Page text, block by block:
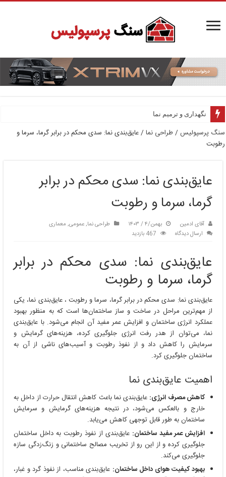
نگهداری و ترمیم نما
سنگ پرسپولیس/طراحی نما/عایق‌بندی نما: سدی محکم در برابر گرما، سرما و
رطوبت
عایق‌بندی نما: سدی محکم در برابر
گرما، سرما و رطوبت
آقای ادمین بهمن/۴ / ۱۴۰۳ طراحی نما,عمومی, معماری
ارسال دیدگاه
467 بازدید
عایق‌بندی نما: سدی محکم در برابر
گرما، سرما و رطوبت
عایق‌بندی نما: سدی محکم در برابر گرما، سرما و رطوبت ، عایق‌بندی نما، یکی
از مهم‌ترین مراحل در ساخت و ساز ساختمان‌ها است که به منظور بهبود
عملکرد انرژی ساختمان و افزایش عمر مفید آن انجام می‌شود. با عایق‌بندی
نما، می‌توان از هدر رفت انرژی جلوگیری کرده، هزینه‌های گرمایش و
سرمایش را کاهش داد و از نفوذ رطوبت و آسیب‌های ناشی از آن به
ساختمان جلوگیری کرد.
اهمیت عایق‌بندی نما
کاهش مصرف انرژی: عایق‌بندی نما باعث کاهش انتقال حرارت از داخل به
خارج و بالعکس می‌شود، در نتیجه هزینه‌های گرمایش و سرمایش
ساختمان به طور قابل توجهی کاهش می‌یابد.
افزایش عمر مفید ساختمان: عایق‌بندی از نفوذ رطوبت به داخل ساختمان
جلوگیری کرده و از این رو از تخریب مصالح ساختمانی و زنگ‌زدگی سازه
جلوگیری می‌کند.
بهبود کیفیت هوای داخل ساختمان: عایق‌بندی مناسب، از نفوذ گرد و غبار،